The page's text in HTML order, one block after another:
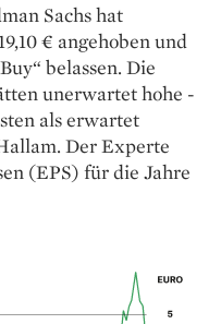
Sachs hat
€ angehoben und
belassen. Die
unerwartet hohe
als er­wartet
Der Experte
(EPS) für die ­Jahre